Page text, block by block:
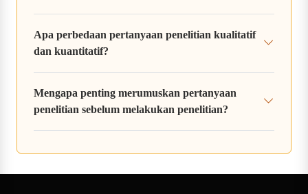
Apa perbedaan pertanyaan penelitian kualitatif
dan kuantitatif?
Mengapa penting merumuskan pertanyaan
penelitian sebelum melakukan penelitian?